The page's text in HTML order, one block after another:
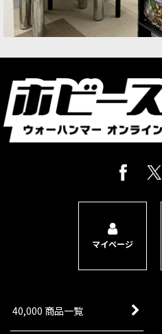
プラスチック用のセ
した液剤と針のよう
み！細かい部分の接
02]
1,430円(税込)
1点
ミニチュアの移動距
センチとフィートを
マイページ
40,000 商品一覧